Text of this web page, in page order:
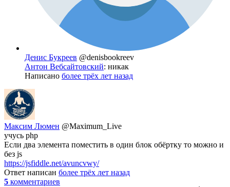
Денис Букреев @denisbookreev
Антон Вебсайтовский: никак
Написано более трёх лет назад
Максим Люмен @Maximum_Live
учусь php
Если два элемента поместить в один блок обёртку то можно и
без js
https://jsfiddle.net/avuncvwy/
Ответ написан более трёх лет назад
5 комментариев